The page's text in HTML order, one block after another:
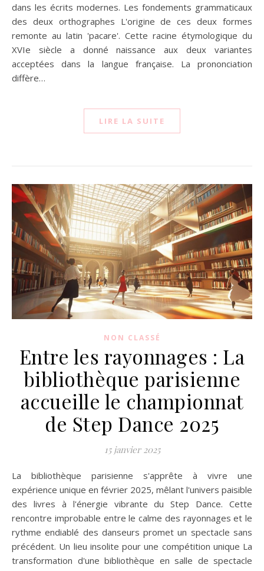
dans les écrits modernes. Les fondements grammaticaux
des deux orthographes L'origine de ces deux formes
remonte au latin 'pacare'. Cette racine étymologique du
XVIe siècle a donné naissance aux deux variantes
acceptées dans la langue française. La prononciation
diffère…
LIRE LA SUITE
NON CLASSÉ
Entre les rayonnages : La
bibliothèque parisienne
accueille le championnat
de Step Dance 2025
15 janvier 2025
La bibliothèque parisienne s'apprête à vivre une
expérience unique en février 2025, mêlant l'univers paisible
des livres à l'énergie vibrante du Step Dance. Cette
rencontre improbable entre le calme des rayonnages et le
rythme endiablé des danseurs promet un spectacle sans
précédent. Un lieu insolite pour une compétition unique La
transformation d'une bibliothèque en salle de spectacle